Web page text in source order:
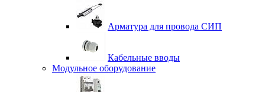
Арматура для провода СИП
Кабельные вводы
Модульное оборудование